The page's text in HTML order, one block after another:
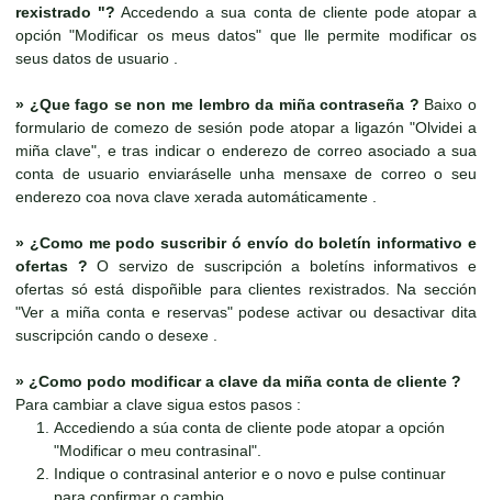
rexistrado "? Accedendo a sua conta de cliente pode atopar a
opción "Modificar os meus datos" que lle permite modificar os
seus datos de usuario .
» ¿Que fago se non me lembro da miña contraseña ? Baixo o
formulario de comezo de sesión pode atopar a ligazón "Olvidei a
miña clave", e tras indicar o enderezo de correo asociado a sua
conta de usuario enviaráselle unha mensaxe de correo o seu
enderezo coa nova clave xerada automáticamente .
» ¿Como me podo suscribir ó envío do boletín informativo e
ofertas ? O servizo de suscripción a boletíns informativos e
ofertas só está dispoñible para clientes rexistrados. Na sección
"Ver a miña conta e reservas" podese activar ou desactivar dita
suscripción cando o desexe .
» ¿Como podo modificar a clave da miña conta de cliente ?
Para cambiar a clave sigua estos pasos :
Accediendo a súa conta de cliente pode atopar a opción
"Modificar o meu contrasinal".
Indique o contrasinal anterior e o novo e pulse continuar